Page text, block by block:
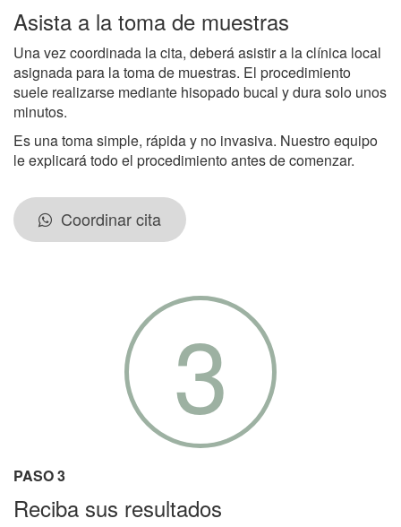
Asista a la toma de muestras
Una vez coordinada la cita, deberá asistir a la clínica local
asignada para la toma de muestras. El procedimiento
suele realizarse mediante hisopado bucal y dura solo unos
minutos.
Es una toma simple, rápida y no invasiva. Nuestro equipo
le explicará todo el procedimiento antes de comenzar.
Coordinar cita
3
PASO 3
Reciba sus resultados